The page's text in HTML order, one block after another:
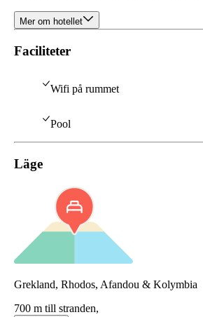
Mer om hotellet
Faciliteter
Wifi på rummet
Pool
Läge
Grekland, Rhodos, Afandou & Kolymbia
700 m till stranden,